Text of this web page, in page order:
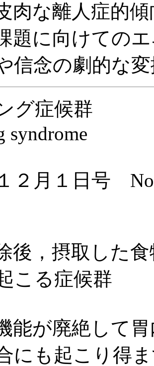
肉な離人症的
題に向けての
信念の劇的な
グ症候群
syndrome
２月１日号
後，摂取した食
こる症候群
能が廃絶して
にも起こり得